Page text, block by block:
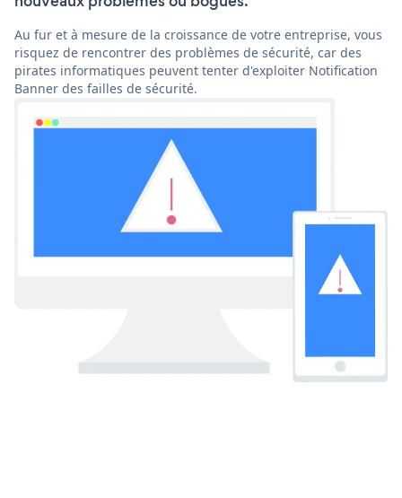
Au fur et à mesure de la croissance de votre entreprise, vous
risquez de rencontrer des problèmes de sécurité, car des
pirates informatiques peuvent tenter d'exploiter Notification
Banner des failles de sécurité.